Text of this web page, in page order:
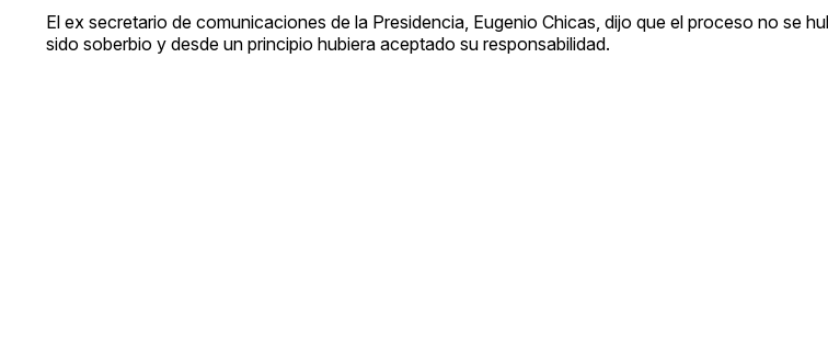
El ex secretario de comunicaciones de la Presidencia, Eugenio Chicas, dijo que el proceso no se
sido soberbio y desde un principio hubiera aceptado su responsabilidad.